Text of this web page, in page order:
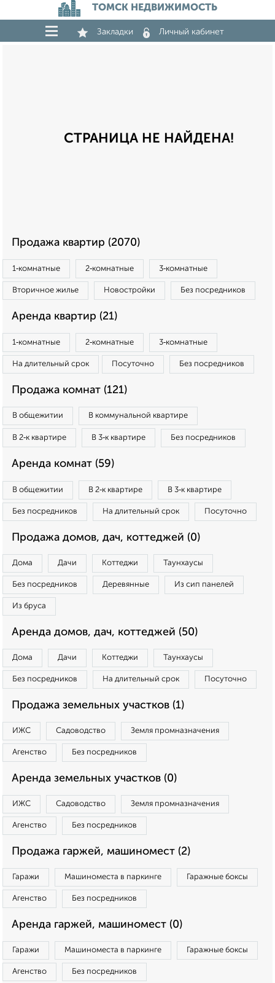
ТОМСК НЕДВИЖИМОСТЬ
Закладки Личный кабинет
СТРАНИЦА НЕ НАЙДЕНА!
Продажа квартир (2070)
1‑комнатные 2‑комнатные 3‑комнатные
Вторичное жилье Новостройки Без посредников
Аренда квартир (21)
1‑комнатные 2‑комнатные 3‑комнатные
На длительный срок Посуточно Без посредников
Продажа комнат (121)
В общежитии В коммунальной квартире
В 2‑к квартире В 3‑к квартире Без посредников
Аренда комнат (59)
В общежитии В 2‑к квартире В 3‑к квартире
Без посредников На длительный срок Посуточно
Продажа домов, дач, коттеджей (0)
Дома Дачи Коттеджи Таунхаусы
Без посредников Деревянные Из сип панелей
Из бруса
Аренда домов, дач, коттеджей (50)
Дома Дачи Коттеджи Таунхаусы
Без посредников На длительный срок Посуточно
Продажа земельных участков (1)
ИЖС Садоводство Земля промназначения
Агенство Без посредников
Аренда земельных участков (0)
ИЖС Садоводство Земля промназначения
Агенство Без посредников
Продажа гаржей, машиномест (2)
Гаражи Машиноместа в паркинге Гаражные боксы
Агенство Без посредников
Аренда гаржей, машиномест (0)
Гаражи Машиноместа в паркинге Гаражные боксы
Агенство Без посредников